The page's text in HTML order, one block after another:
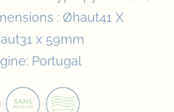
: Øhaut41 X
x 59mm
Portugal